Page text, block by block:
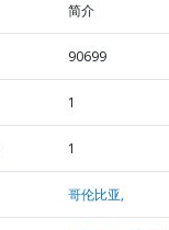
简介
90699
1
1
哥伦比亚,